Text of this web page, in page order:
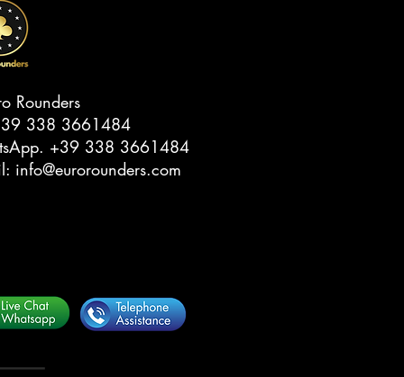
Rounders
338 3661484‬
‭+39 338 3661484‬
info@eurorounders.com